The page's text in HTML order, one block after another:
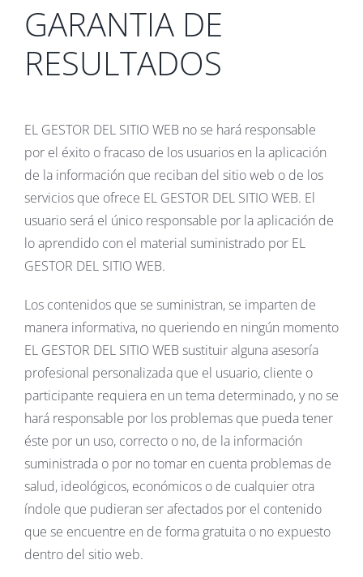
GARANTIA DE
RESULTADOS
EL GESTOR DEL SITIO WEB no se hará responsable
por el éxito o fracaso de los usuarios en la aplicación
de la información que reciban del sitio web o de los
servicios que ofrece EL GESTOR DEL SITIO WEB. El
usuario será el único responsable por la aplicación de
lo aprendido con el material suministrado por EL
GESTOR DEL SITIO WEB.
Los contenidos que se suministran, se imparten de
manera informativa, no queriendo en ningún momento
EL GESTOR DEL SITIO WEB sustituir alguna asesoría
profesional personalizada que el usuario, cliente o
participante requiera en un tema determinado, y no se
hará responsable por los problemas que pueda tener
éste por un uso, correcto o no, de la información
suministrada o por no tomar en cuenta problemas de
salud, ideológicos, económicos o de cualquier otra
índole que pudieran ser afectados por el contenido
que se encuentre en de forma gratuita o no expuesto
dentro del sitio web.